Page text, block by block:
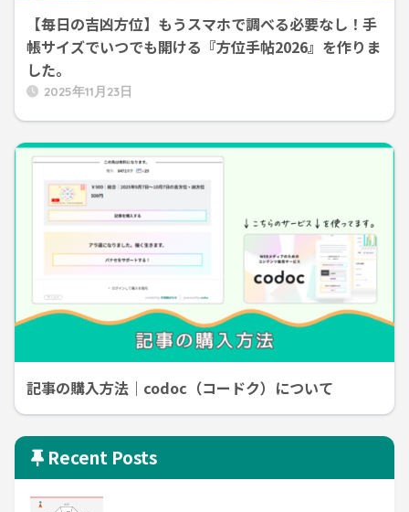
【毎日の吉凶方位】もうスマホで調べる必要なし！手
帳サイズでいつでも開ける『方位手帖2026』を作りま
した。
2025年11月23日
記事の購入方法｜codoc（コードク）について
Recent Posts